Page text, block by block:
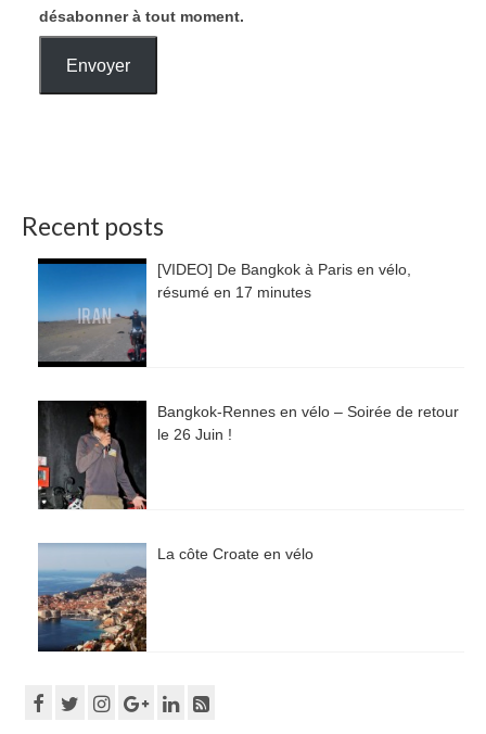
désabonner à tout moment.
Envoyer
Recent posts
[VIDEO] De Bangkok à Paris en vélo,
résumé en 17 minutes
Bangkok-Rennes en vélo – Soirée de retour
le 26 Juin !
La côte Croate en vélo